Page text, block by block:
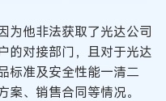
为他非法获取了光达公司
的对接部门，且对于光达
标准及安全性能一清二
、销售合同等情况。